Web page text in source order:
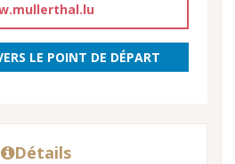
LE POINT DE DÉPART
Détails